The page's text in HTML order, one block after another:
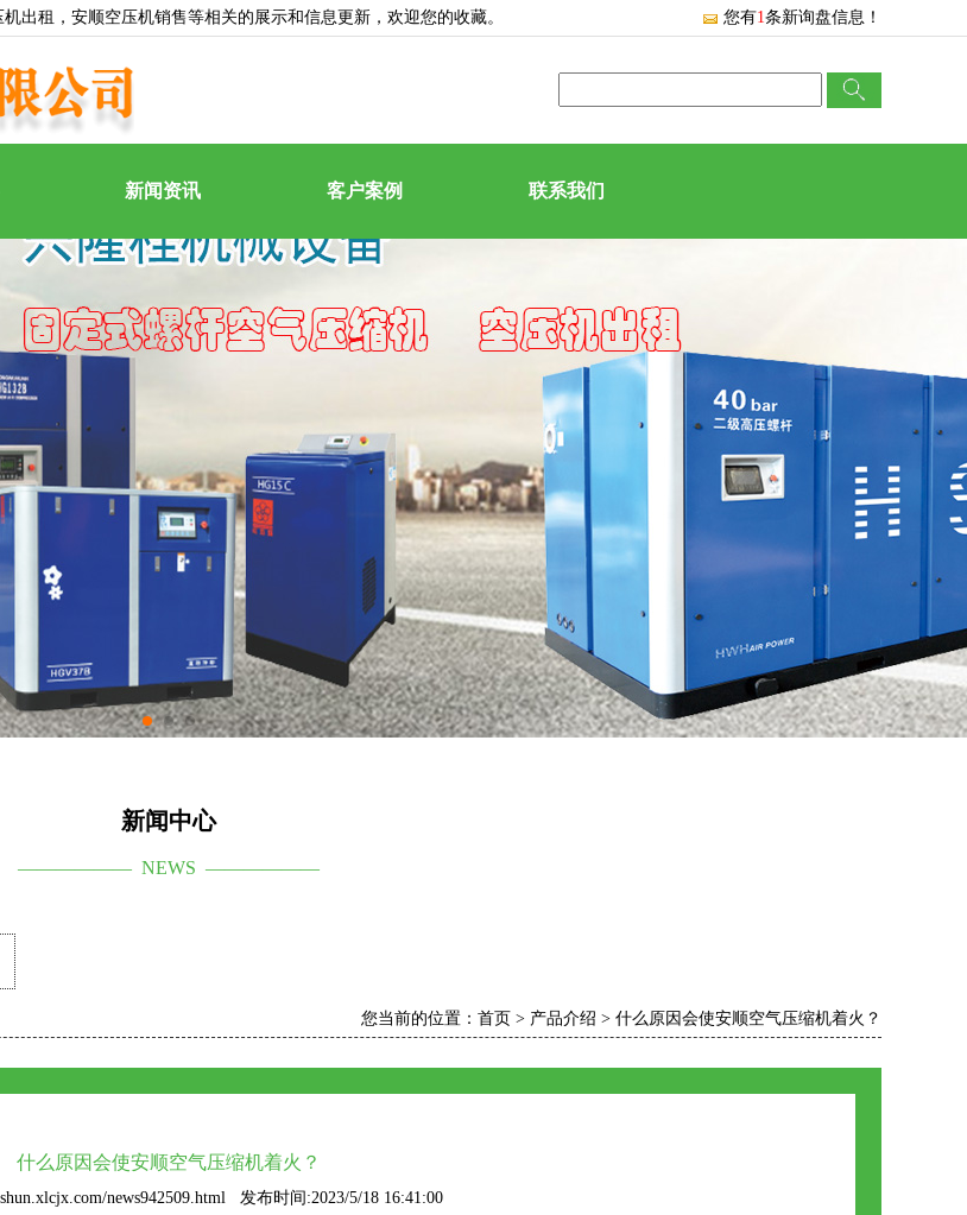
机出租，安顺空压机销售等相关的展示和信息更新，欢迎您的收藏。 您有1条新询盘信息！
新闻资讯 客户案例 联系我们
新闻中心
—————— NEWS ——————
您当前的位置： 首页 > 产品介绍 > 什么原因会使安顺空气压缩机着火？
什么原因会使安顺空气压缩机着火？
news942509.html 发布时间:2023/5/18 16:41:00